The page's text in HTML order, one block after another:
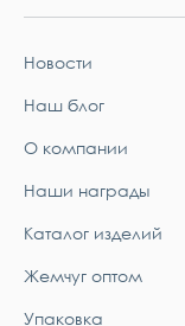
Новости
Наш блог
О компании
Наши награды
Каталог изделий
Жемчуг оптом
Упаковка